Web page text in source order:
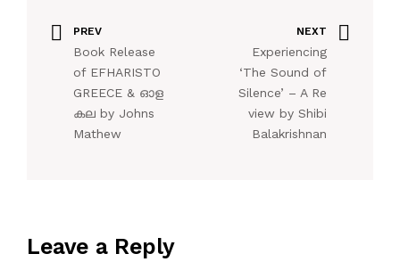
PREV
Book Release
of EFHARISTO
GREECE & ഓള
കല by Johns
Mathew
NEXT
Experiencing
‘The Sound of
Silence’ – A Re
view by Shibi
Balakrishnan
Leave a Reply